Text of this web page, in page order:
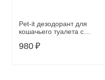
Pet-it дезодорант для
кошачьего туалета с
980 ₽